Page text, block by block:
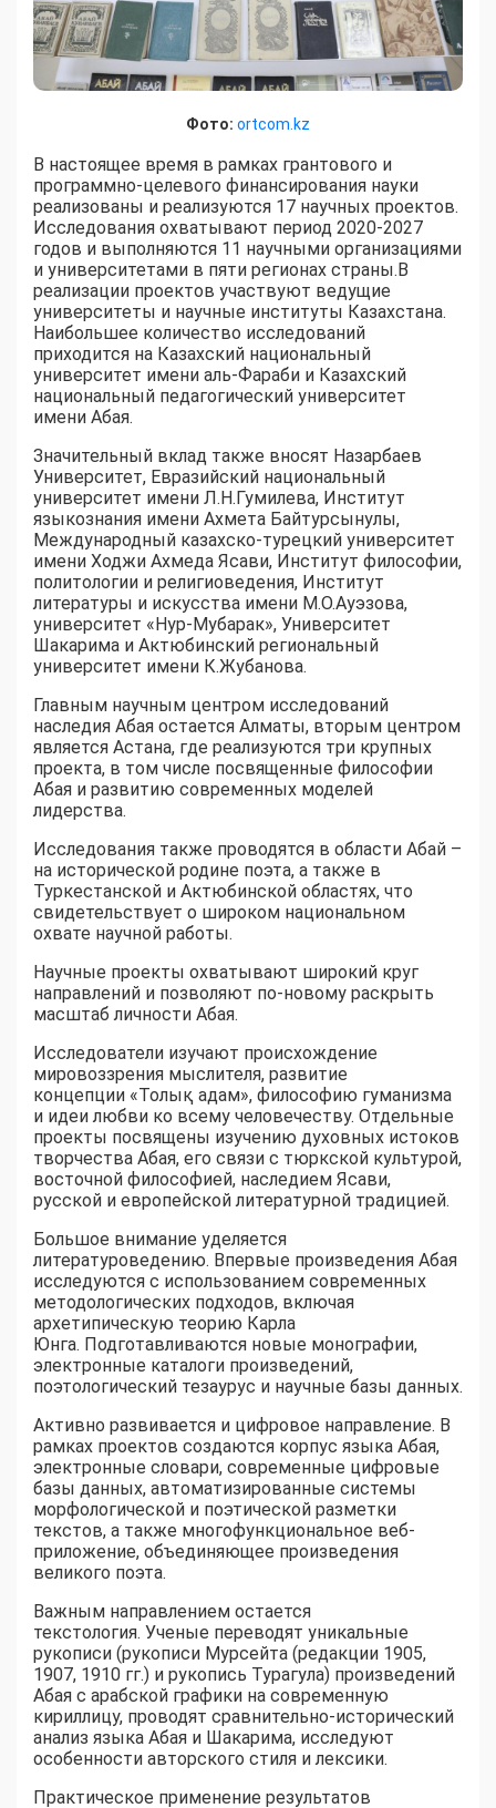
Фото: ortcom.kz
В настоящее время в рамках грантового и
программно-целевого финансирования науки
реализованы и реализуются 17 научных проектов.
Исследования охватывают период 2020-2027
годов и выполняются 11 научными организациями
и университетами в пяти регионах страны.В
реализации проектов участвуют ведущие
университеты и научные институты Казахстана.
Наибольшее количество исследований
приходится на Казахский национальный
университет имени аль-Фараби и Казахский
национальный педагогический университет
имени Абая.
Значительный вклад также вносят Назарбаев
Университет, Евразийский национальный
университет имени Л.Н.Гумилева, Институт
языкознания имени Ахмета Байтурсынулы,
Международный казахско-турецкий университет
имени Ходжи Ахмеда Ясави, Институт философии,
политологии и религиоведения, Институт
литературы и искусства имени М.О.Ауэзова,
университет «Нур-Мубарак», Университет
Шакарима и Актюбинский региональный
университет имени К.Жубанова.
Главным научным центром исследований
наследия Абая остается Алматы, вторым центром
является Астана, где реализуются три крупных
проекта, в том числе посвященные философии
Абая и развитию современных моделей
лидерства.
Исследования также проводятся в области Абай –
на исторической родине поэта, а также в
Туркестанской и Актюбинской областях, что
свидетельствует о широком национальном
охвате научной работы.
Научные проекты охватывают широкий круг
направлений и позволяют по-новому раскрыть
масштаб личности Абая.
Исследователи изучают происхождение
мировоззрения мыслителя, развитие
концепции «Толық адам», философию гуманизма
и идеи любви ко всему человечеству. Отдельные
проекты посвящены изучению духовных истоков
творчества Абая, его связи с тюркской культурой,
восточной философией, наследием Ясави,
русской и европейской литературной традицией.
Большое внимание уделяется
литературоведению. Впервые произведения Абая
исследуются с использованием современных
методологических подходов, включая
архетипическую теорию Карла
Юнга. Подготавливаются новые монографии,
электронные каталоги произведений,
поэтологический тезаурус и научные базы данных.
Активно развивается и цифровое направление. В
рамках проектов создаются корпус языка Абая,
электронные словари, современные цифровые
базы данных, автоматизированные системы
морфологической и поэтической разметки
текстов, а также многофункциональное веб-
приложение, объединяющее произведения
великого поэта.
Важным направлением остается
текстология. Ученые переводят уникальные
рукописи (рукописи Мурсейта (редакции 1905,
1907, 1910 гг.) и рукопись Турагула) произведений
Абая с арабской графики на современную
кириллицу, проводят сравнительно-исторический
анализ языка Абая и Шакарима, исследуют
особенности авторского стиля и лексики.
Практическое применение результатов